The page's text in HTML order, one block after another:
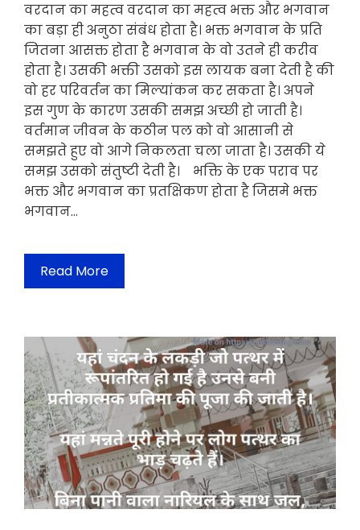
वरदान का महत्व वरदान का महत्व भक्त और भगवान
का बड़ा ही अनुठा संबंध होता है। भक्त भगवान के प्रति
जितना आसक्त होता है भगवान के वो उतने ही करीव
होता है। उसकी भक्ती उसको इस लायक बना देती है की
वो हर परिवर्तन का मिल्यांकन कर सकता है। अपने
इस गुण के कारण उसकी समझ अच्छी हो जाती है।
वर्तमान जीवन के कठीन पल को वो आसानी से
समझते हुए वो आगे निकलता चला जाता है। उसकी ये
समझ उसको संतुष्टी देती है। भक्ति के एक पराव पर
भक्त और भगवान का प्रतक्षिकण होता है जिसमे भक्त
भगवान…
Read More